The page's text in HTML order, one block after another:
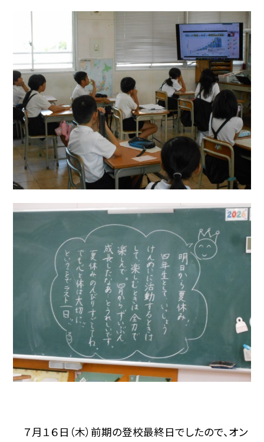
７月１６日（木）前期の登校最終日でしたので、オン